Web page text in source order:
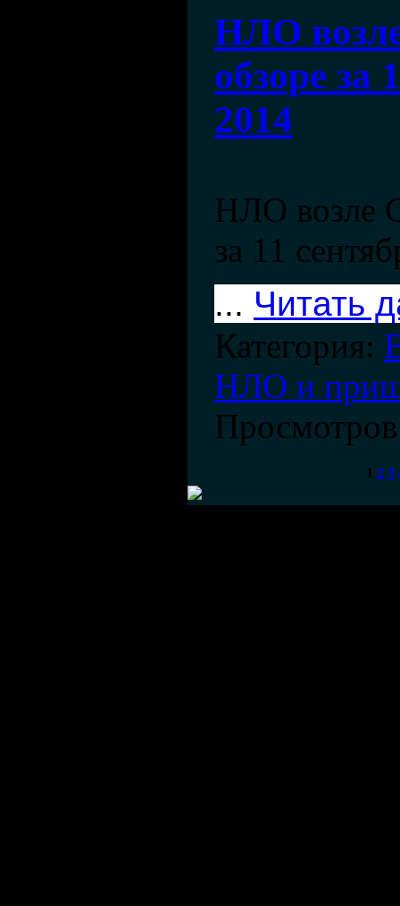
НЛО
обзоре за
2014
НЛО возле
за 11
... Читать
Категория:
НЛО и
1 2 3